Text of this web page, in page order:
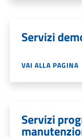
Servizi
VAI ALLA PAGINA
Servizi